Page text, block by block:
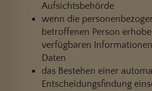
Aufsichtsbehörde
wenn die
betroffenen Person
verfügbaren
Daten
das Bestehen einer
Entscheidungsfindung